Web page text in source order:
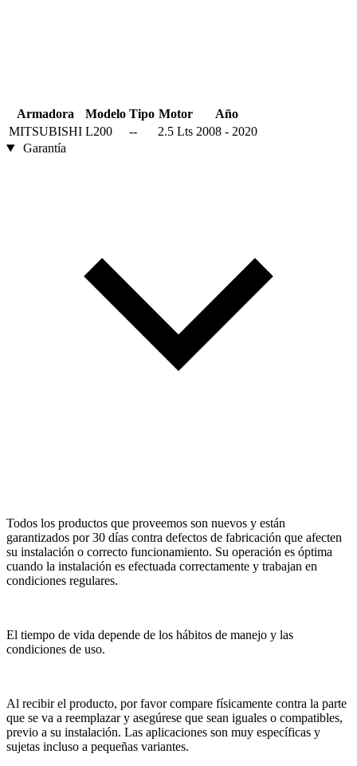
Armadora Modelo Tipo Motor
Año
MITSUBISHI L200 -- 2.5 Lts 2008 - 2020
Garantía
Todos los productos que proveemos son nuevos y están
garantizados por 30 días contra defectos de fabricación que afecten
su instalación o correcto funcionamiento. Su operación es óptima
cuando la instalación es efectuada correctamente y trabajan en
condiciones regulares.
El tiempo de vida depende de los hábitos de manejo y las
condiciones de uso.
Al recibir el producto, por favor compare físicamente contra la parte
que se va a reemplazar y asegúrese que sean iguales o compatibles,
previo a su instalación. Las aplicaciones son muy específicas y
sujetas incluso a pequeñas variantes.